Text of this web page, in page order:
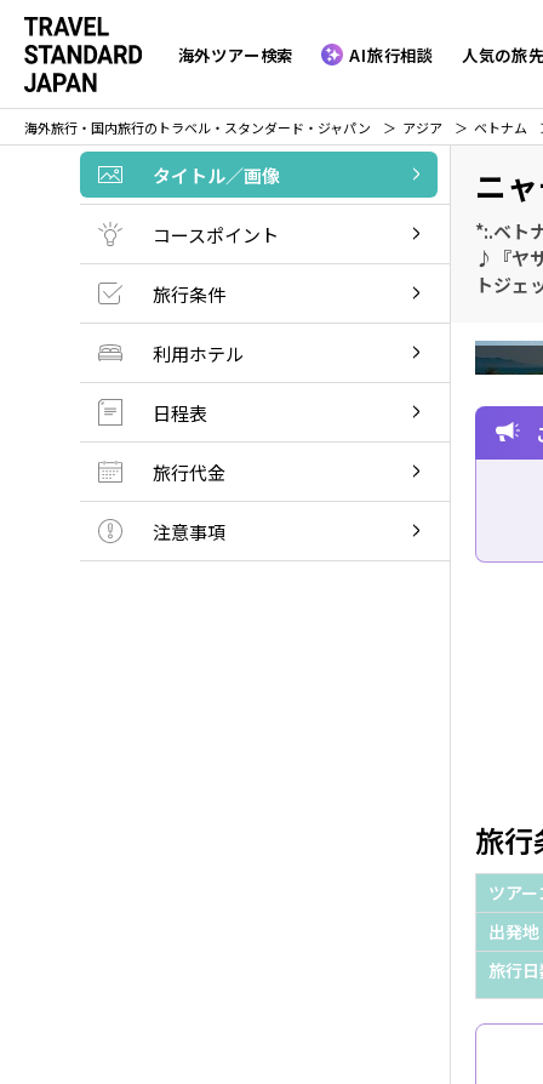
海外ツアー検索 AI旅行相談 人気の旅先
海外旅行・国内旅行のトラベル・スタンダード・ジャパン アジア ベトナム
タイトル／画像
コースポイント
旅行条件
利用ホテル
日程表
旅行代金
注意事項
ニ
*:.ベト
♪『ヤ
トジェ
旅行
ツア
出発地
旅行日